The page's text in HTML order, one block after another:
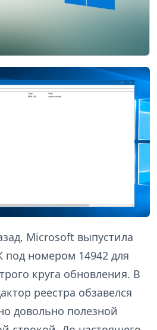
Microsoft выпустила
под номером 14942 для
круга обновления. В
реестра обзавелся
довольно полезной